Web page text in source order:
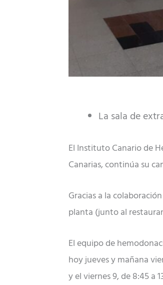
La sala de
El Instituto Canario de
Canarias, continúa su
Gracias a la
planta (junto al
El equipo de
hoy jueves y mañana
y el viernes 9, de 8:45 a